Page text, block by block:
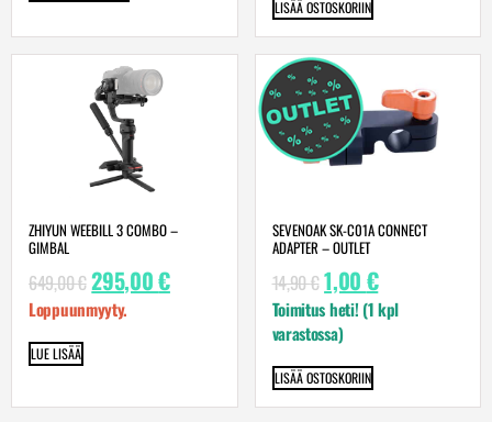
LISÄÄ OSTOSKORIIN
ZHIYUN WEEBILL 3 COMBO –
GIMBAL
649,00€295,00€
Loppuunmyyty.
LUE LISÄÄ
SEVENOAK SK-C01A CONNECT
ADAPTER – OUTLET
14,90€ 1,00 €
Toimitus heti! (1 kpl
varastossa)
LISÄÄ OSTOSKORIIN